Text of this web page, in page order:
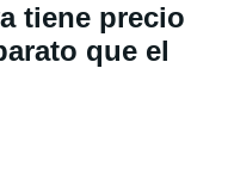
tiene precio
que el